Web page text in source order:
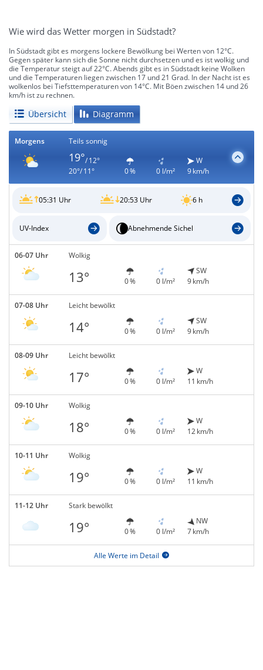
Wie wird das Wetter morgen in Südstadt?
In Südstadt gibt es morgens lockere Bewölkung bei Werten von 12°C.
Gegen später kann sich die Sonne nicht durchsetzen und es ist wolkig und
die Temperatur steigt auf 22°C. Abends gibt es in Südstadt keine Wolken
und die Temperaturen liegen zwischen 17 und 21 Grad. In der Nacht ist es
wolkenlos bei Tiefsttemperaturen von 14°C. Mit Böen zwischen 14 und 26
km/h ist zu rechnen.
Übersicht Diagramm
Morgens Teils sonnig
19°/ 12°
20°/ 11°
0 % 0 l/m²
W
9 km/h
05:31 Uhr 20:53 Uhr 6 h
UV-Index Abnehmende Sichel
06-07 Uhr Wolkig
13° 0 % 0 l/m²
SW
9 km/h
07-08 Uhr Leicht bewölkt
14° 0 % 0 l/m²
SW
9 km/h
08-09 Uhr Leicht bewölkt
17° 0 % 0 l/m²
W
11 km/h
09-10 Uhr Wolkig
18° 0 % 0 l/m²
W
12 km/h
10-11 Uhr Wolkig
19° 0 % 0 l/m²
W
11 km/h
11-12 Uhr Stark bewölkt
19° 0 % 0 l/m²
NW
7 km/h
Alle Werte im Detail